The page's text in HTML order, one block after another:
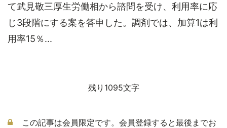
て武見敬三厚生労働相から諮問を受け、利用率に応
じ3段階にする案を答申した。調剤では、加算1は利
用率15％...
残り1095文字
この記事は会員限定です。会員登録すると最後までお